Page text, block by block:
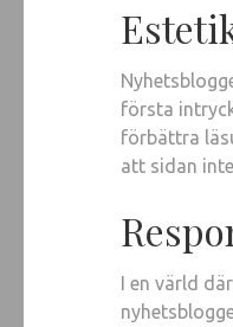
första
förbättra
att sidan
I en värld